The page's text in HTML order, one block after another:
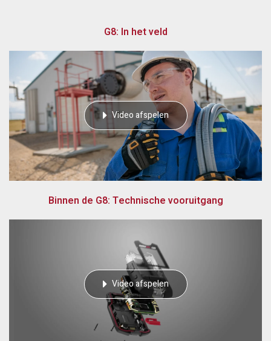
G8: In het veld
Video afspelen
Binnen de G8: Technische vooruitgang
Video afspelen